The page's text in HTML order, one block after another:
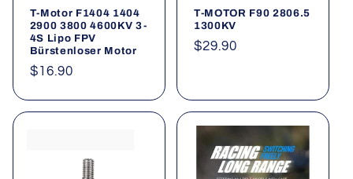
T-Motor F1404 1404
2900 3800 4600KV 3-
4S Lipo FPV
Bürstenloser Motor
Normaler
$16.90
T-MOTOR F90 2806.5
1300KV
Normaler
$29.90